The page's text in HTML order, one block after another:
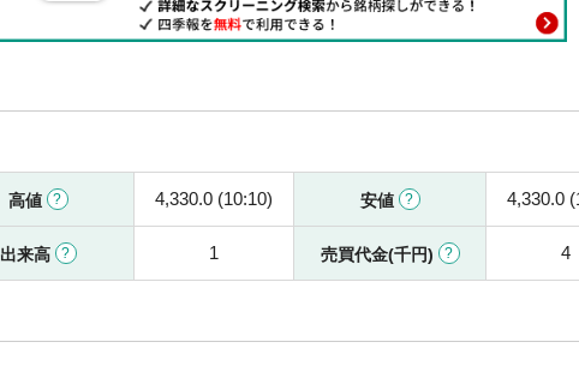
高値 4,330.0 (10:10) 安値 4,330.0
出来高 1 売買代金(千円) 4